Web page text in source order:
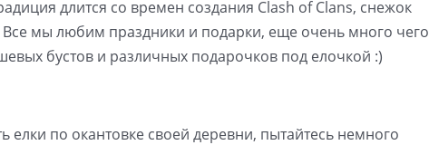
длится со времен создания Clash of Clans, снежок
мы любим праздники и подарки, еще очень много чего
бустов и различных подарочков под елочкой :)
елки по окантовке своей деревни, пытайтесь немного